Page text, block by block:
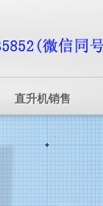
直升机销售